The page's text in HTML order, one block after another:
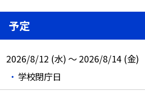
予定
2026/8/12 (水) ～ 2026/8/14 (金)
学校閉庁日